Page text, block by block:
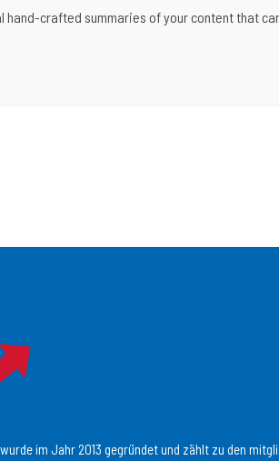
hand-crafted summaries of your content that
im Jahr 2013 gegründet und zählt zu den